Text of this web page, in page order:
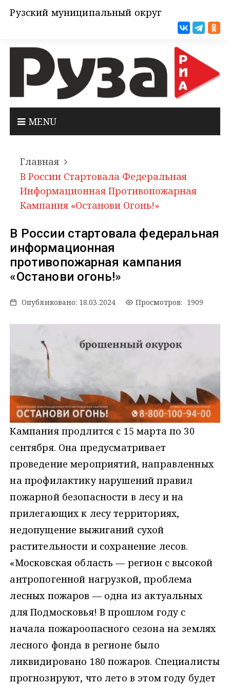
Рузский муниципальный округ
MENU
Главная
В России Стартовала Федеральная
Информационная Противопожарная
Кампания «Останови Огонь!»
В России стартовала федеральная
информационная
противопожарная кампания
«Останови огонь!»
Опубликовано: 18.03.2024 Просмотров: 1909
Кампания продлится с 15 марта по 30
сентября. Она предусматривает
проведение мероприятий, направленных
на профилактику нарушений правил
пожарной безопасности в лесу и на
прилегающих к лесу территориях,
недопущение выжиганий сухой
растительности и сохранение лесов.
«Московская область — регион с высокой
антропогенной нагрузкой, проблема
лесных пожаров — одна из актуальных
для Подмосковья! В прошлом году с
начала пожароопасного сезона на землях
лесного фонда в регионе было
ликвидировано 180 пожаров. Специалисты
прогнозируют, что лето в этом году будет